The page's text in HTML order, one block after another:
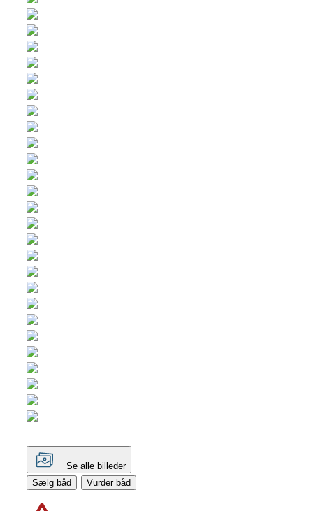
Se alle billeder
Sælg båd
Vurder båd